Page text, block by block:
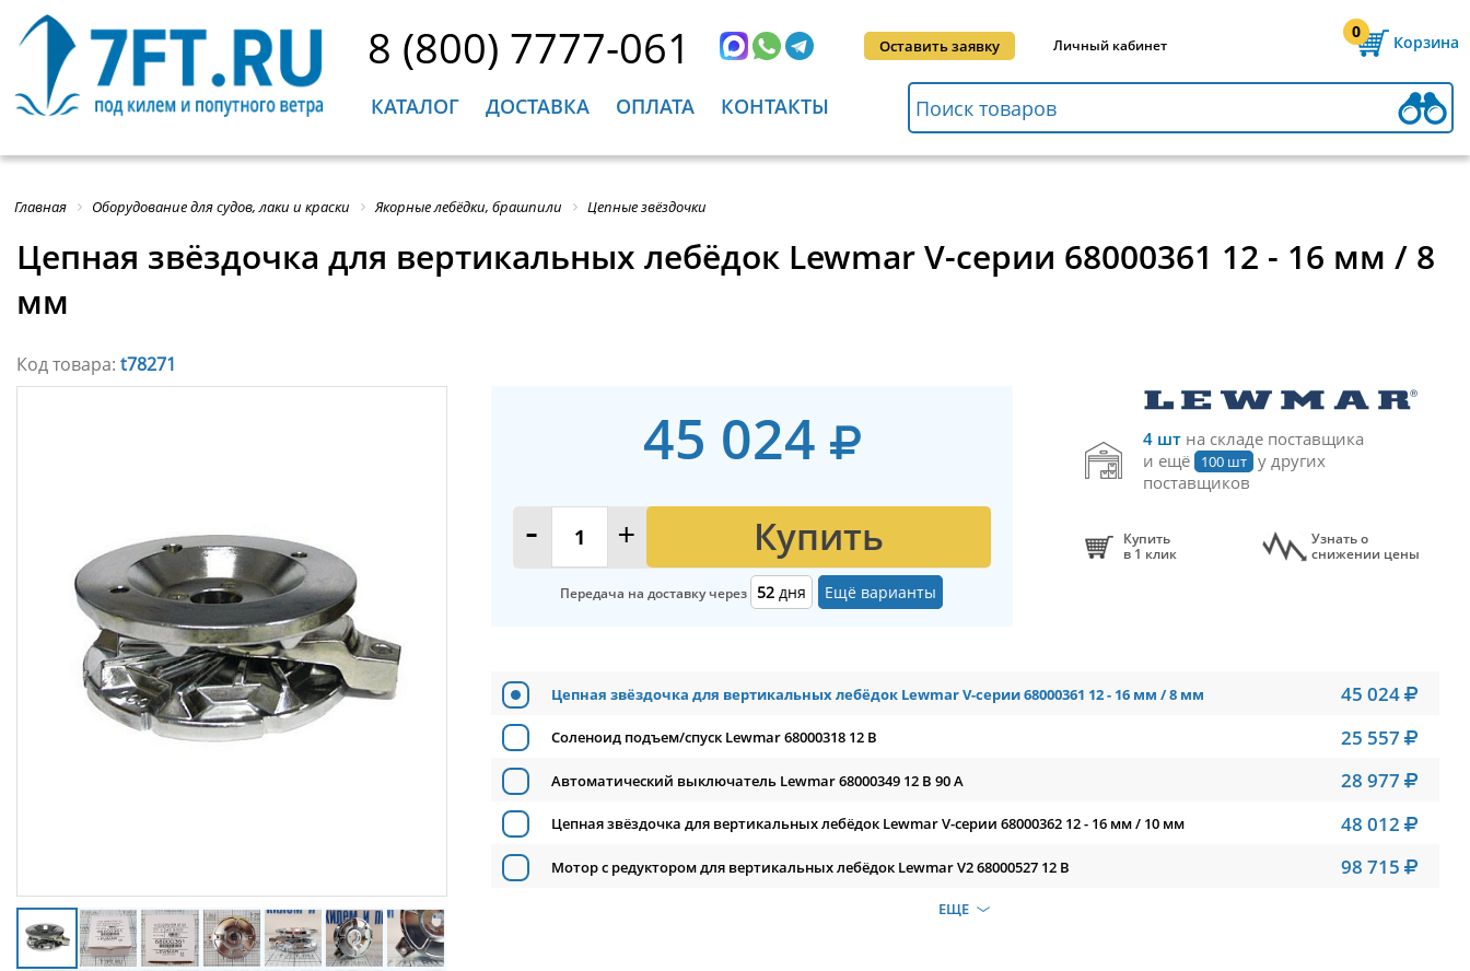
8 (800) 7777-061 Оставить заявку Личный кабинет
0
Корзина
КАТАЛОГ ДОСТАВКА ОПЛАТА КОНТАКТЫ
Главная Оборудование для судов, лаки и краски Якорные лебёдки, брашпили Цепные звёздочки
Цепная звёздочка для вертикальных лебёдок Lewmar V-серии 68000361 12 - 16 мм / 8
мм
Код товара: t78271
45 024
- + Купить
Передача на доставку через 52 дня Ещё варианты
4 шт на складе поставщика
и ещё 100 шт у других
поставщиков
Купить
в 1 клик
Узнать о
снижении цены
Цепная звёздочка для вертикальных лебёдок Lewmar V-серии 68000361 12 - 16 мм / 8 мм 45 024
Соленоид подъем/спуск Lewmar 68000318 12 В 25 557
Автоматический выключатель Lewmar 68000349 12 В 90 А 28 977
Цепная звёздочка для вертикальных лебёдок Lewmar V-серии 68000362 12 - 16 мм / 10 мм 48 012
Мотор с редуктором для вертикальных лебёдок Lewmar V2 68000527 12 В 98 715
ЕЩЕ